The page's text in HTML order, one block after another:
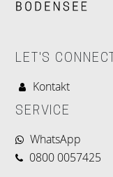
LET'S CONNECT
Kontakt
SERVICE
WhatsApp
0800 0057425